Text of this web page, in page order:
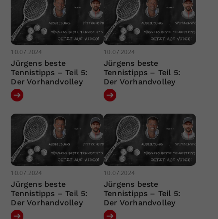
10.07.2024
Jürgens beste
Tennistipps – Teil 5:
Der Vorhandvolley
10.07.2024
Jürgens beste
Tennistipps – Teil 5:
Der Vorhandvolley
10.07.2024
Jürgens beste
Tennistipps – Teil 5:
Der Vorhandvolley
10.07.2024
Jürgens beste
Tennistipps – Teil 5:
Der Vorhandvolley